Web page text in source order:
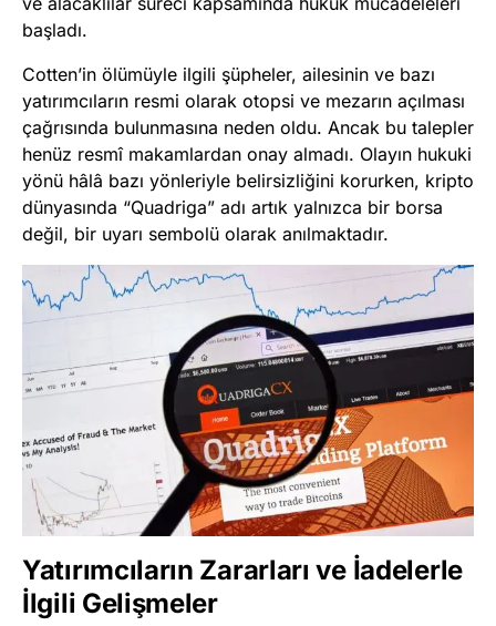
başladı.
Cotten’in ölümüyle ilgili şüpheler, ailesinin ve bazı
yatırımcıların resmi olarak otopsi ve mezarın açılması
çağrısında bulunmasına neden oldu. Ancak bu talepler
henüz resmî makamlardan onay almadı. Olayın hukuki
yönü hâlâ bazı yönleriyle belirsizliğini korurken, kripto
dünyasında “Quadriga” adı artık yalnızca bir borsa
değil, bir uyarı sembolü olarak anılmaktadır.
Yatırımcıların Zararları ve İadelerle
İlgili Gelişmeler